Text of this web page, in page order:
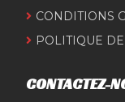
CONDITIONS
POLITIQUE
CONTACTEZ-